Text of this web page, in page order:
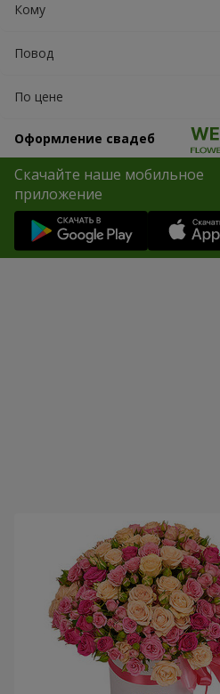
Кому
Повод
По цене
Оформление свадеб
Скачайте наше мобильное
приложение